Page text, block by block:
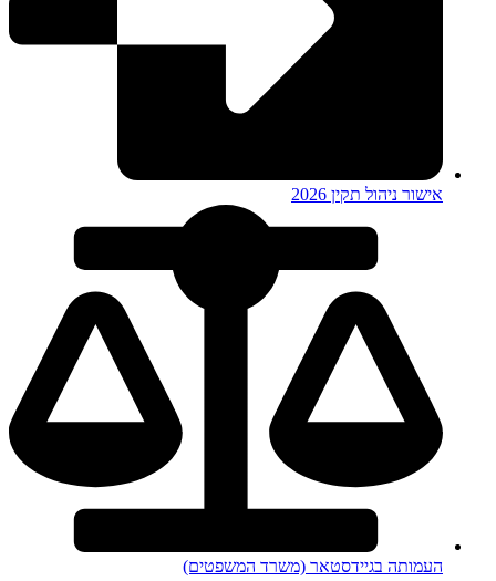
אישור ניהול תקין 2026
העמותה בגיידסטאר (משרד המשפטים)